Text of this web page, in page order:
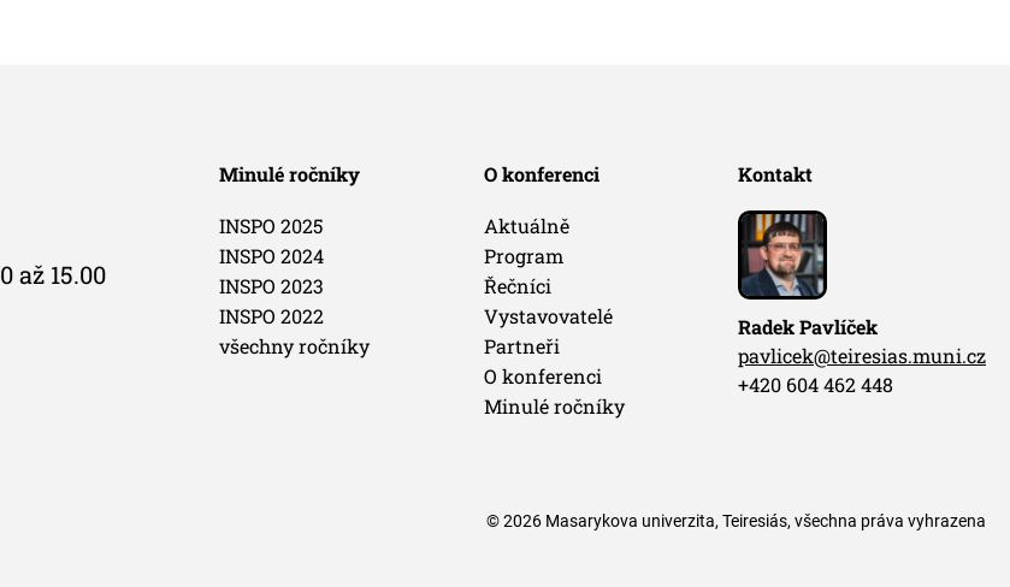
až 15.00
Minulé ročníky
INSPO 2025
INSPO 2024
INSPO 2023
INSPO 2022
všechny ročníky
O konferenci
Aktuálně
Program
Řečníci
Vystavovatelé
Partneři
O konferenci
Minulé ročníky
Kontakt
Radek Pavlíček
pavlicek@teiresias.muni.cz
+420 604 462 448
© 2026 Masarykova univerzita, Teiresiás, všechna práva vyhrazena